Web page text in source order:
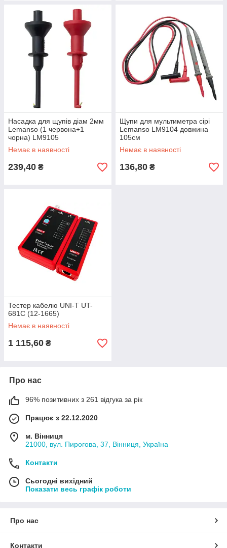
Насадка для щупів діам 2мм
Lemanso (1 червона+1
чорна) LM9105
Немає в наявності
239,40 ₴
Щупи для мультиметра сірі
Lemanso LM9104 довжина
105см
Немає в наявності
136,80 ₴
Тестер кабелю UNI-T UT-
681C (12-1665)
Немає в наявності
1 115,60 ₴
Про нас
96% позитивних з 261 відгука за рік
Працює з 22.12.2020
м. Вінниця
21000, вул. Пирогова, 37, Вінниця, Україна
Контакти
Сьогодні вихідний
Показати весь графік роботи
Про нас
Контакти